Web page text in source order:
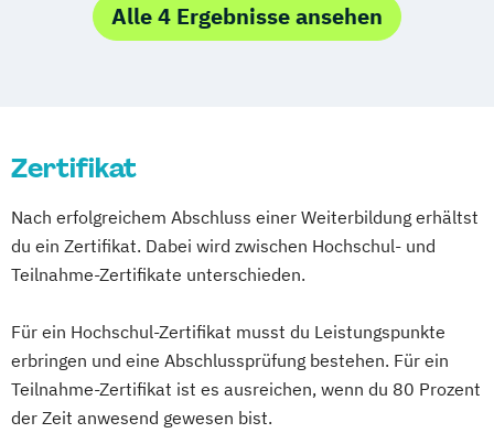
Marketing
Marketing & Sales Management
Alle 4 Ergebnisse ansehen
Zertifikat
Nach erfolgreichem Abschluss einer Weiterbildung erhältst
du ein Zertifikat. Dabei wird zwischen Hochschul- und
Teilnahme-Zertifikate unterschieden.
Für ein Hochschul-Zertifikat musst du Leistungspunkte
erbringen und eine Abschlussprüfung bestehen. Für ein
Teilnahme-Zertifikat ist es ausreichen, wenn du 80 Prozent
der Zeit anwesend gewesen bist.